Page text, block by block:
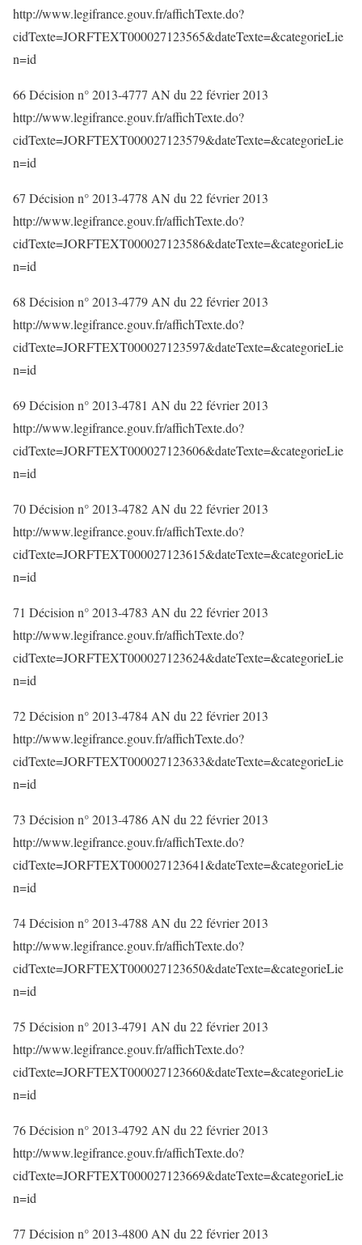
http://www.legifrance.gouv.fr/affichTexte.do?
cidTexte=JORFTEXT000027123565&dateTexte=&categorieLie
n=id
66 Décision n° 2013-4777 AN du 22 février 2013
http://www.legifrance.gouv.fr/affichTexte.do?
cidTexte=JORFTEXT000027123579&dateTexte=&categorieLie
n=id
67 Décision n° 2013-4778 AN du 22 février 2013
http://www.legifrance.gouv.fr/affichTexte.do?
cidTexte=JORFTEXT000027123586&dateTexte=&categorieLie
n=id
68 Décision n° 2013-4779 AN du 22 février 2013
http://www.legifrance.gouv.fr/affichTexte.do?
cidTexte=JORFTEXT000027123597&dateTexte=&categorieLie
n=id
69 Décision n° 2013-4781 AN du 22 février 2013
http://www.legifrance.gouv.fr/affichTexte.do?
cidTexte=JORFTEXT000027123606&dateTexte=&categorieLie
n=id
70 Décision n° 2013-4782 AN du 22 février 2013
http://www.legifrance.gouv.fr/affichTexte.do?
cidTexte=JORFTEXT000027123615&dateTexte=&categorieLie
n=id
71 Décision n° 2013-4783 AN du 22 février 2013
http://www.legifrance.gouv.fr/affichTexte.do?
cidTexte=JORFTEXT000027123624&dateTexte=&categorieLie
n=id
72 Décision n° 2013-4784 AN du 22 février 2013
http://www.legifrance.gouv.fr/affichTexte.do?
cidTexte=JORFTEXT000027123633&dateTexte=&categorieLie
n=id
73 Décision n° 2013-4786 AN du 22 février 2013
http://www.legifrance.gouv.fr/affichTexte.do?
cidTexte=JORFTEXT000027123641&dateTexte=&categorieLie
n=id
74 Décision n° 2013-4788 AN du 22 février 2013
http://www.legifrance.gouv.fr/affichTexte.do?
cidTexte=JORFTEXT000027123650&dateTexte=&categorieLie
n=id
75 Décision n° 2013-4791 AN du 22 février 2013
http://www.legifrance.gouv.fr/affichTexte.do?
cidTexte=JORFTEXT000027123660&dateTexte=&categorieLie
n=id
76 Décision n° 2013-4792 AN du 22 février 2013
http://www.legifrance.gouv.fr/affichTexte.do?
cidTexte=JORFTEXT000027123669&dateTexte=&categorieLie
n=id
77 Décision n° 2013-4800 AN du 22 février 2013